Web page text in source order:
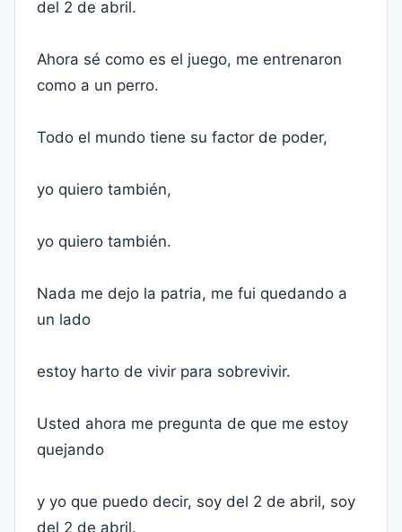
del 2 de abril.
Ahora sé como es el juego, me entrenaron
como a un perro.
Todo el mundo tiene su factor de poder,
yo quiero también,
yo quiero también.
Nada me dejo la patria, me fui quedando a
un lado
estoy harto de vivir para sobrevivir.
Usted ahora me pregunta de que me estoy
quejando
y yo que puedo decir, soy del 2 de abril, soy
del 2 de abril.